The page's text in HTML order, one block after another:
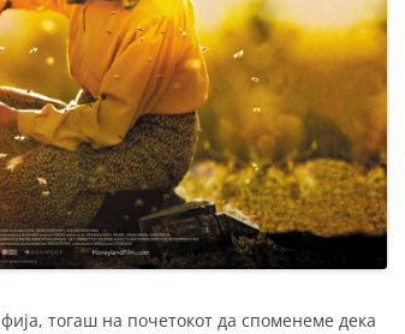
тогаш на почетокот да споменеме дека